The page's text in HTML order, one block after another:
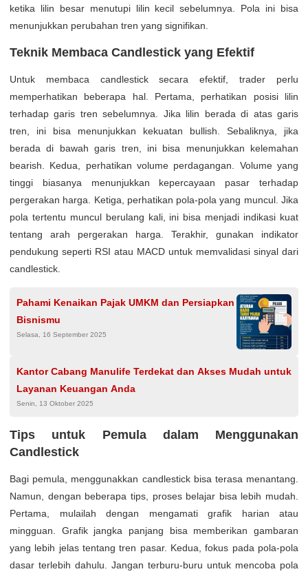
ketika lilin besar menutupi lilin kecil sebelumnya. Pola ini bisa
menunjukkan perubahan tren yang signifikan.
Teknik Membaca Candlestick yang Efektif
Untuk membaca candlestick secara efektif, trader perlu
memperhatikan beberapa hal. Pertama, perhatikan posisi lilin
terhadap garis tren sebelumnya. Jika lilin berada di atas garis
tren, ini bisa menunjukkan kekuatan bullish. Sebaliknya, jika
berada di bawah garis tren, ini bisa menunjukkan kelemahan
bearish. Kedua, perhatikan volume perdagangan. Volume yang
tinggi biasanya menunjukkan kepercayaan pasar terhadap
pergerakan harga. Ketiga, perhatikan pola-pola yang muncul. Jika
pola tertentu muncul berulang kali, ini bisa menjadi indikasi kuat
tentang arah pergerakan harga. Terakhir, gunakan indikator
pendukung seperti RSI atau MACD untuk memvalidasi sinyal dari
candlestick.
Pahami Kenaikan Pajak UMKM dan Persiapkan
Bisnismu
Selasa, 16 September 2025
Kantor Cabang Manulife Terdekat dan Akses Mudah untuk
Layanan Keuangan Anda
Senin, 13 Oktober 2025
Tips untuk Pemula dalam Menggunakan
Candlestick
Bagi pemula, menggunakkan candlestick bisa terasa menantang.
Namun, dengan beberapa tips, proses belajar bisa lebih mudah.
Pertama, mulailah dengan mengamati grafik harian atau
mingguan. Grafik jangka panjang bisa memberikan gambaran
yang lebih jelas tentang tren pasar. Kedua, fokus pada pola-pola
dasar terlebih dahulu. Jangan terburu-buru untuk mencoba pola